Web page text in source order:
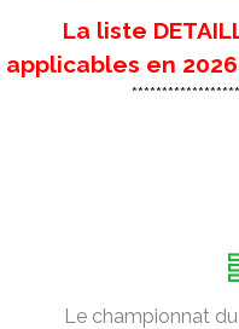
La liste
applicables en
Le championnat